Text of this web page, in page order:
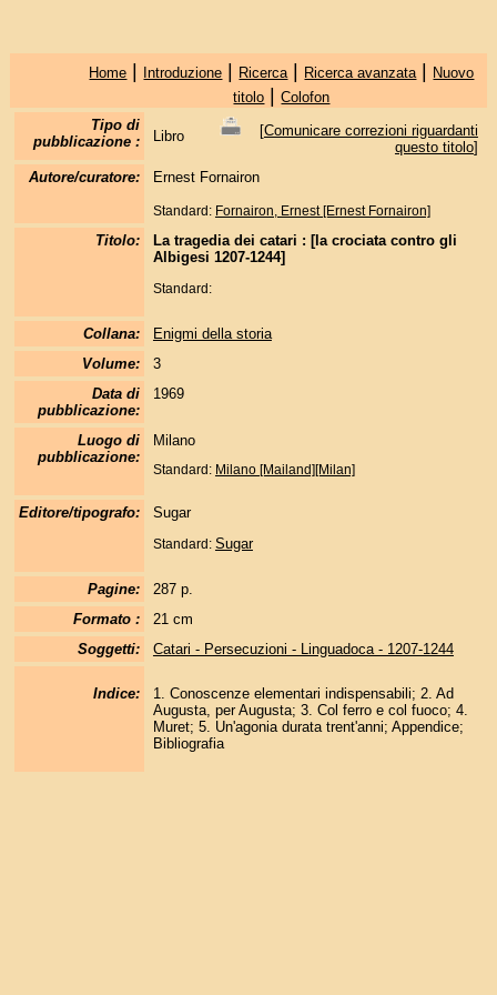
Home | Introduzione | Ricerca | Ricerca avanzata | Nuovo
titolo |Colofon
Tipo di
pubblicazione :
Libro [Comunicare correzioni riguardanti
questo titolo]
Autore/curatore:
Ernest Fornairon
Standard: Fornairon, Ernest [Ernest Fornairon]
Titolo:
La tragedia dei catari : [la crociata contro gli
Albigesi 1207-1244]
Standard:
Collana:
Enigmi della storia
Volume:
3
Data di
pubblicazione:
1969
Luogo di
pubblicazione:
Milano
Standard: Milano [Mailand][Milan]
Editore/tipografo: Sugar
Standard: Sugar
Pagine:
287 p.
Formato :
21 cm
Soggetti:
Catari - Persecuzioni - Linguadoca - 1207-1244
Indice:
1. Conoscenze elementari indispensabili; 2. Ad
Augusta, per Augusta; 3. Col ferro e col fuoco; 4.
Muret; 5. Un'agonia durata trent'anni; Appendice;
Bibliografia